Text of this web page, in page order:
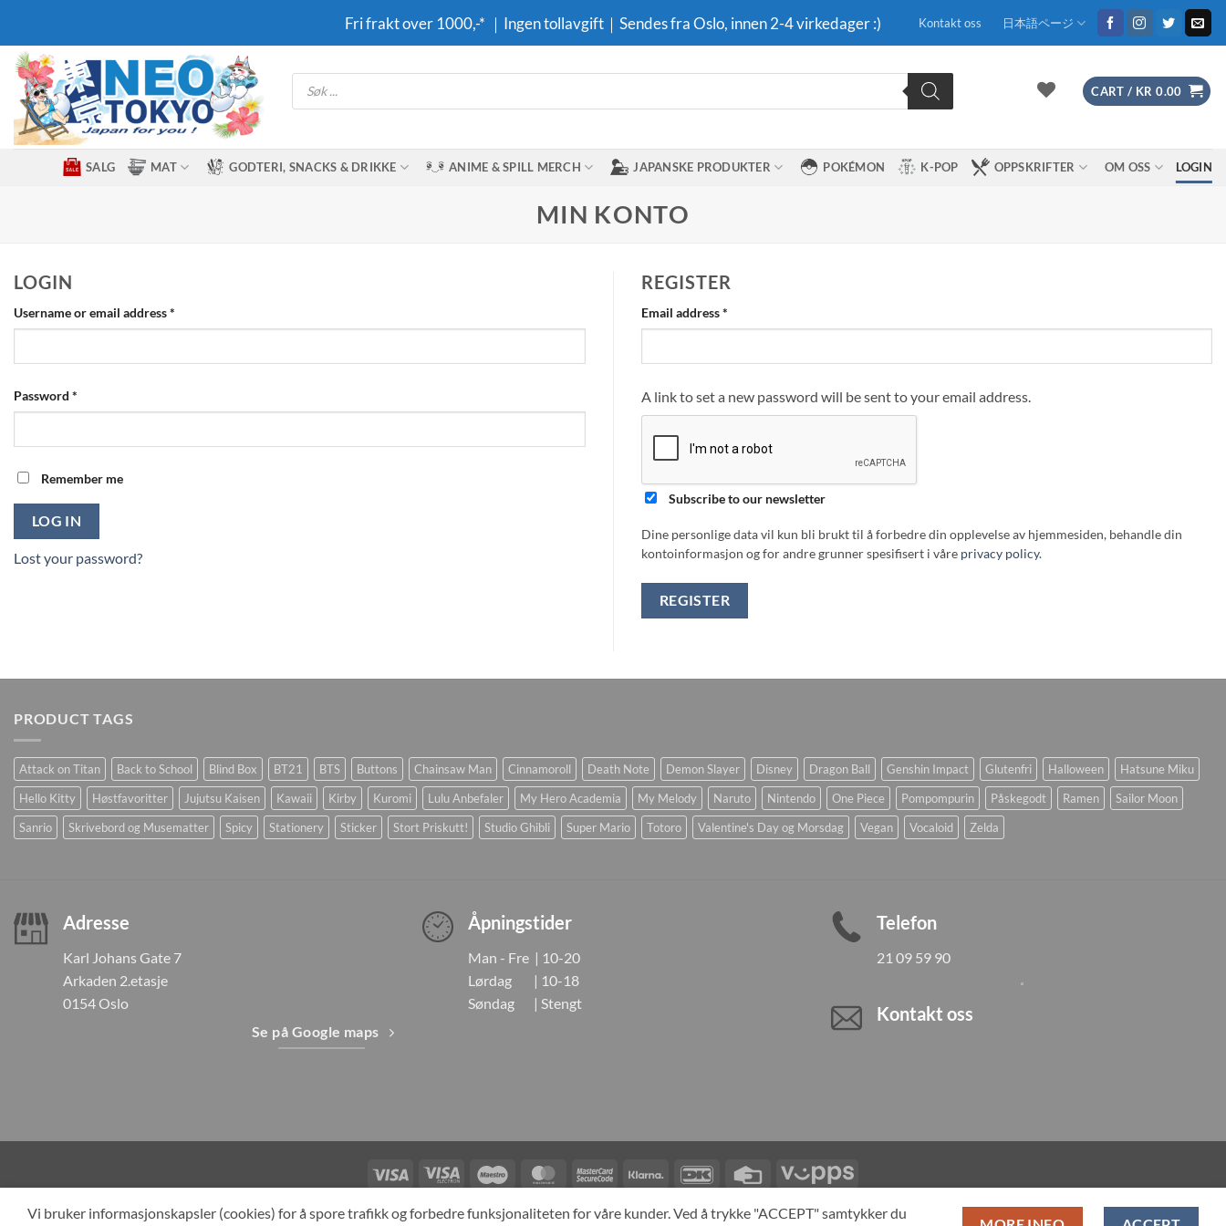
content
Fri frakt over 1000,-* ｜Ingen tollavgift｜Sendes fra Oslo, innen 2-4 virkedager :) Kontakt oss 日本語ページ
Products
search
CART / KR 0.00
SALG MAT GODTERI, SNACKS & DRIKKE ANIME & SPILL MERCH JAPANSKE PRODUKTER POKÉMON K-POP OPPSKRIFTER OM OSS LOGIN
MIN KONTO
LOGIN
Username or email address*
Password *
Remember me
LOG IN
Lost your password?
REGISTER
Email address*
A link to set a new password will be sent to your email address.
Subscribe to our newsletter
Dine personlige data vil kun bli brukt til å forbedre din opplevelse av hjemmesiden, behandle din
kontoinformasjon og for andre grunner spesifisert i våre privacy policy.
REGISTER
PRODUCT TAGS
Attack on Titan Back to School Blind Box BT21 BTS Buttons Chainsaw Man Cinnamoroll Death Note Demon Slayer Disney Dragon Ball Genshin Impact Glutenfri Halloween
Hatsune Miku
Hello Kitty
Høstfavoritter Jujutsu Kaisen Kawaii Kirby Kuromi Lulu Anbefaler My Hero Academia My Melody Naruto Nintendo One Piece Pompompurin Påskegodt Ramen
Sailor Moon
Sanrio
Skrivebord og Musematter Spicy Stationery Sticker Stort Priskutt! Studio Ghibli Super Mario Totoro Valentine's Day og Morsdag Vegan Vocaloid Zelda
Adresse
Karl Johans Gate 7
Arkaden 2.etasje
0154 Oslo
Se på Google maps
Åpningstider
Man - Fre | 10-20
Lørdag | 10-18
Søndag | Stengt
Telefon
21 09 59 90
Kontakt oss
Visa
Visa
Electron
Maestro MasterCardMasterCard
2
Klarna DanKort
Credit
Card
Vipps
TILBAKEKALLINGER KONTAKT OSS OM OSS SPESIALBESTILLING MIN KONTO ALL PRODUCTS
Vi bruker informasjonskapsler (cookies) for å spore trafikk og forbedre funksjonaliteten for våre kunder. Ved å trykke "ACCEPT" samtykker du